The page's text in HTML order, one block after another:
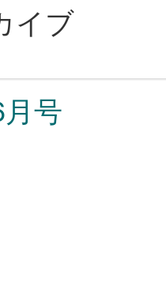
イブ
号